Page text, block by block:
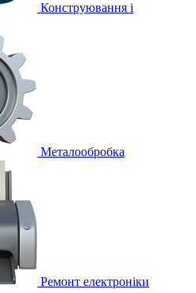
Конструювання і
Металообробка
Ремонт електроніки